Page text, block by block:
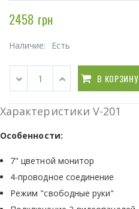
2458 грн
Наличие: Есть
В КОРЗИНУ
Характеристики V-201
Особенности:
7" цветной монитор
4-проводное соединение
Режим "свободные руки"